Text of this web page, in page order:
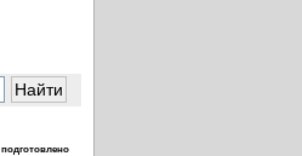
подготовлено